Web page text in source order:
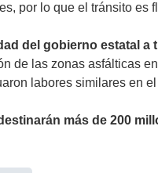
por lo que el tránsito es
del gobierno estatal a
de las zonas asfálticas
labores similares en
más de 200